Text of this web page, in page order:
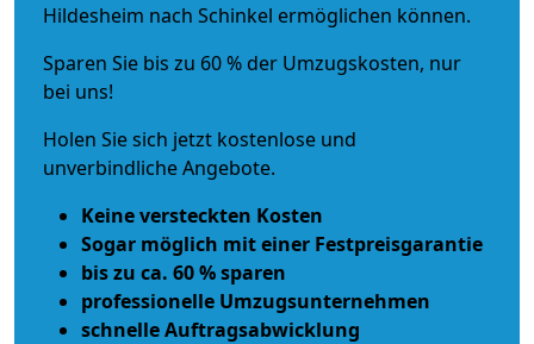
Hildesheim nach Schinkel ermöglichen können.
Sparen Sie bis zu 60 % der Umzugskosten, nur
bei uns!
Holen Sie sich jetzt kostenlose und
unverbindliche Angebote.
Keine versteckten Kosten
Sogar möglich mit einer Festpreisgarantie
bis zu ca. 60 % sparen
professionelle Umzugsunternehmen
schnelle Auftragsabwicklung